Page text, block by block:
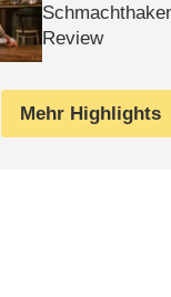
Review
Mehr Highlights